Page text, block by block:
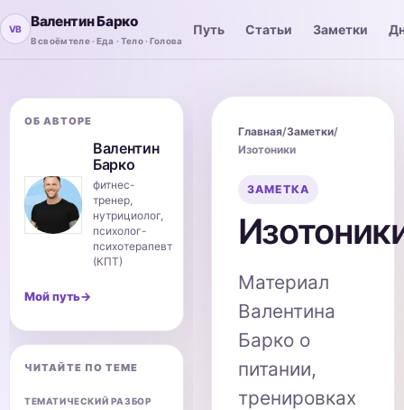
Валентин Барко
В своём теле · Еда · Тело · Голова
Путь Статьи Заметки
Главная/Заметки/
Изотоники
ЗАМЕТКА
Материал
Валентина
Барко о
питании,
тренировках
ОБ АВТОРЕ
Валентин
Барко
фитнес-
тренер,
нутрициолог,
психолог-
психотерапевт
(КПТ)
Мой путь→
ЧИТАЙТЕ ПО ТЕМЕ
ТЕМАТИЧЕСКИЙ РАЗБОР